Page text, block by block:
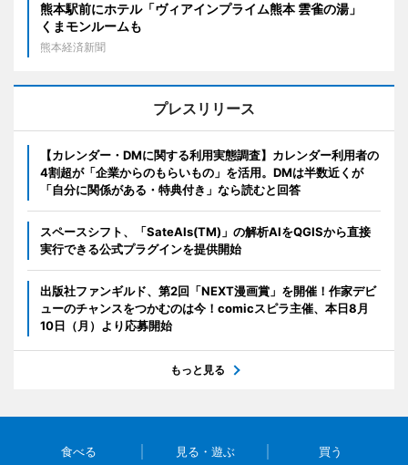
熊本駅前にホテル「ヴィアインプライム熊本 雲雀の湯」
くまモンルームも
熊本経済新聞
プレスリリース
【カレンダー・DMに関する利用実態調査】カレンダー利用者の
4割超が「企業からのもらいもの」を活用。DMは半数近くが
「自分に関係がある・特典付き」なら読むと回答
スペースシフト、「SateAIs(TM)」の解析AIをQGISから直接
実行できる公式プラグインを提供開始
出版社ファンギルド、第2回「NEXT漫画賞」を開催！作家デビ
ューのチャンスをつかむのは今！comicスピラ主催、本日8月
10日（月）より応募開始
もっと見る
食べる 見る・遊ぶ 買う